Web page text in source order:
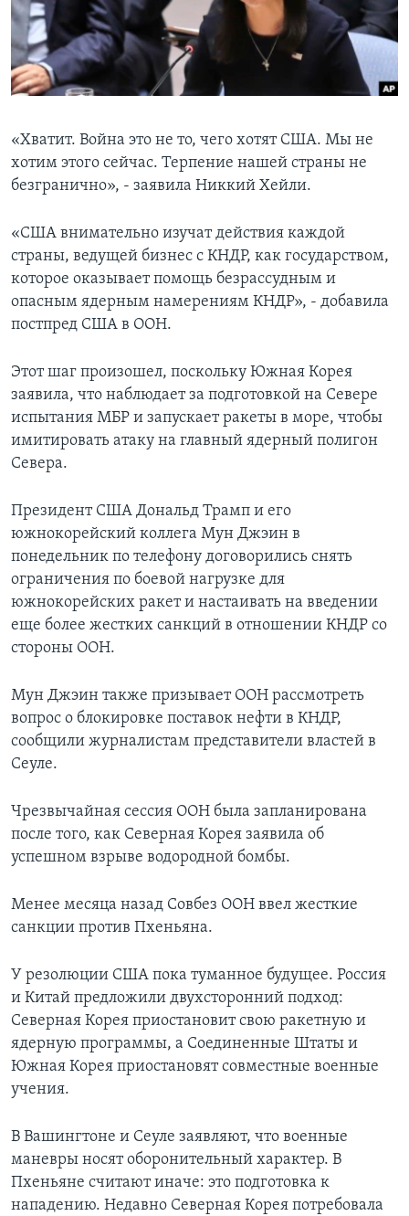
Learning English
СОЦИАЛЬНЫЕ СЕТИ
Языки
«Хватит. Война это не то, чего хотят США. Мы не
хотим этого сейчас. Терпение нашей страны не
безгранично», - заявила Никкий Хейли.
«США внимательно изучат действия каждой
страны, ведущей бизнес с КНДР, как государством,
которое оказывает помощь безрассудным и
опасным ядерным намерениям КНДР», - добавила
постпред США в ООН.
Этот шаг произошел, поскольку Южная Корея
заявила, что наблюдает за подготовкой на Севере
испытания МБР и запускает ракеты в море, чтобы
имитировать атаку на главный ядерный полигон
Севера.
Президент США Дональд Трамп и его
южнокорейский коллега Мун Джэин в
понедельник по телефону договорились снять
ограничения по боевой нагрузке для
южнокорейских ракет и настаивать на введении
еще более жестких санкций в отношении КНДР со
стороны ООН.
Мун Джэин также призывает ООН рассмотреть
вопрос о блокировке поставок нефти в КНДР,
сообщили журналистам представители властей в
Сеуле.
Чрезвычайная сессия ООН была запланирована
после того, как Северная Корея заявила об
успешном взрыве водородной бомбы.
Менее месяца назад Совбез ООН ввел жесткие
санкции против Пхеньяна.
У резолюции США пока туманное будущее. Россия
и Китай предложили двухсторонний подход:
Северная Корея приостановит свою ракетную и
ядерную программы, а Соединенные Штаты и
Южная Корея приостановят совместные военные
учения.
В Вашингтоне и Сеуле заявляют, что военные
маневры носят оборонительный характер. В
Пхеньяне считают иначе: это подготовка к
нападению. Недавно Северная Корея потребовала